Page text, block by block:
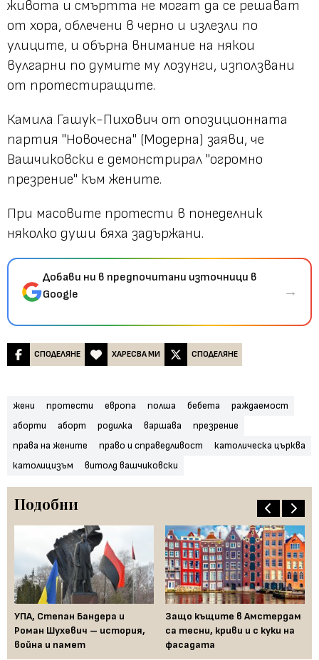
живота и смъртта не могат да се решават
от хора, облечени в черно и излезли по
улиците, и обърна внимание на някои
вулгарни по думите му лозунги, използвани
от протестиращите.
Камила Гашук-Пихович от опозиционната
партия "Новочесна" (Модерна) заяви, че
Вашчиковски е демонстрирал "огромно
презрение" към жените.
При масовите протести в понеделник
няколко души бяха задържани.
Добави ни в предпочитани източници в
Google
→
СПОДЕЛЯНЕ ХАРЕСВА МИ СПОДЕЛЯНЕ
жени протести европа полша бебета
раждаемост
аборти
аборт родилка варшава
презрение
права на жените
право и справедливост
католическа църква
католицизъм
витолд вашчиковски
Подобни
УПА, Степан Бандера и
Роман Шухевич – история,
война и памет
Защо къщите в Амстердам
са тесни, криви и с куки на
фасадата